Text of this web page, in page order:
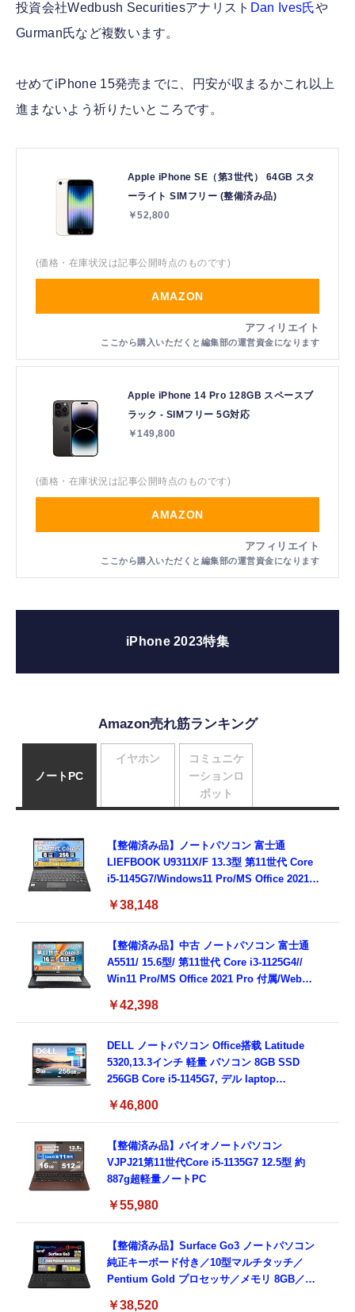
投資会社Wedbush Securitiesアナリスト Dan Ives氏や
Gurman氏など複数います。
せめてiPhone 15発売までに、円安が収まるかこれ以上
進まないよう祈りたいところです。
Apple iPhone SE（第3世代） 64GB スタ
ーライト SIMフリー (整備済み品)
￥52,800
(価格・在庫状況は記事公開時点のものです)
AMAZON
Apple iPhone 14 Pro 128GB スペースブ
ラック - SIMフリー 5G対応
￥149,800
(価格・在庫状況は記事公開時点のものです)
AMAZON
iPhone 2023特集
Amazon売れ筋ランキング
ノートPC
【整備済み品】ノートパソコン 富士通
LIEFBOOK U9311X/F 13.3型 第11世代 Core
i5-1145G7/Windows11 Pro/MS Office 2021搭
Type-C/360度回転対応/有線静音マウス付
8GB,SSD256GB)
￥38,148
【整備済み品】中古 ノートパソコン 富士通
A5511/ 15.6型/ 第11世代 Core i3-1125G4//
Win11 Pro/MS Office 2021 Pro 付属/Webカ
3.0)/ 有線静音マウス付属/ 180日保証（メモリ
￥42,398
DELL ノートパソコン Office搭载 Latitude
5320,13.3インチ 軽量 パソコン 8GB SSD
256GB Core i5-1145G7, デル laptop
ド付き (整備済み品)
￥46,800
【整備済み品】バイオノートパソコン
VJPJ21第11世代Core i5-1135G7 12.5型 約
887g超軽量ノートPC
￥55,980
【整備済み品】Surface Go3 ノートパソコン
純正キーボード付き／10型マルチタッチ／
Pentium Gold プロセッサ／メモリ 8GB／
￥38,520
イヤホン
コミュニケ
ーションロ
ボット